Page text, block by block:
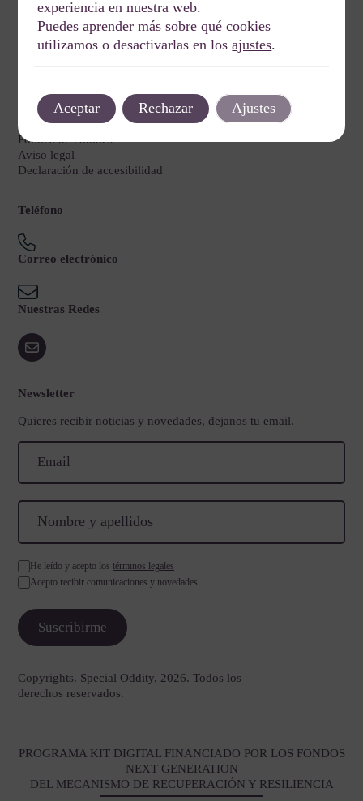
Legal
Política de privacidad
Política de cookies
Aviso legal
Declaración de accesibilidad
Teléfono
Correo electrónico
Nuestras Redes
Newsletter
Quieres recibir noticias y novedades, dejanos tu email.
He leído y acepto los términos legales
Acepto recibir comunicaciones y novedades
Copyrights. Special Oddity, 2026. Todos los
derechos reservados.
PROGRAMA KIT DIGITAL FINANCIADO POR LOS FONDOS
NEXT GENERATION
DEL MECANISMO DE RECUPERACIÓN Y RESILIENCIA
experiencia en nuestra web.
Puedes aprender más sobre qué cookies
utilizamos o desactivarlas en losajustes.
Aceptar Rechazar Ajustes